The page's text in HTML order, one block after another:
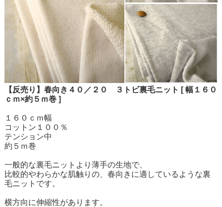
【反売り】春向き４０／２０ ３トビ裏毛ニット [ 幅１６０
ｃｍ×約５ｍ巻 ]
１６０ｃｍ幅
コットン１００％
テンション中
約５ｍ巻
一般的な裏毛ニットより薄手の生地で、
比較的やわらかな肌触りの、春向きに適しているような裏
毛ニットです。
横方向に伸縮性があります。